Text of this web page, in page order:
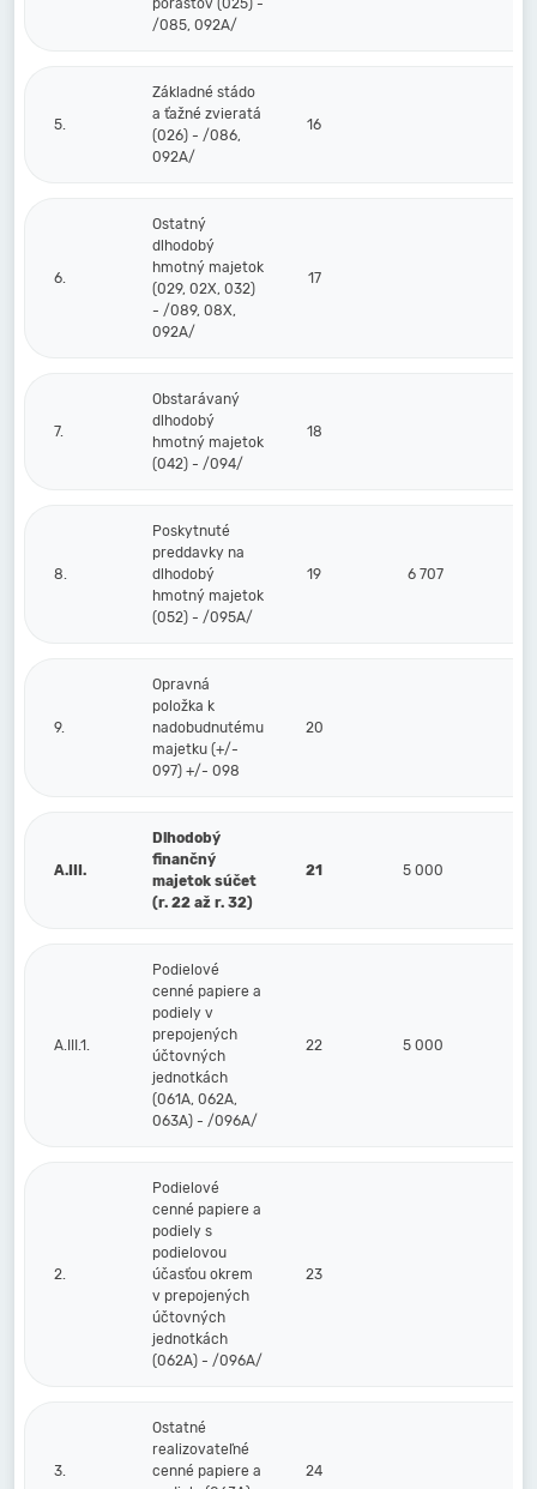
porastov (025) -
/085, 092A/
5.
Základné stádo
a ťažné zvieratá
(026) - /086,
092A/
16
6.
Ostatný
dlhodobý
hmotný majetok
(029, 02X, 032)
- /089, 08X,
092A/
17
7.
Obstarávaný
dlhodobý
hmotný majetok
(042) - /094/
18
8.
Poskytnuté
preddavky na
dlhodobý
hmotný majetok
(052) - /095A/
19 6 707
9.
Opravná
položka k
nadobudnutému
majetku (+/-
097) +/- 098
20
A.III.
Dlhodobý
finančný
majetok súčet
(r. 22 až r. 32)
21 5 000
A.III.1.
Podielové
cenné papiere a
podiely v
prepojených
účtovných
jednotkách
(061A, 062A,
063A) - /096A/
22 5 000
2.
Podielové
cenné papiere a
podiely s
podielovou
účasťou okrem
v prepojených
účtovných
jednotkách
(062A) - /096A/
23
3.
Ostatné
realizovateľné
cenné papiere a
24